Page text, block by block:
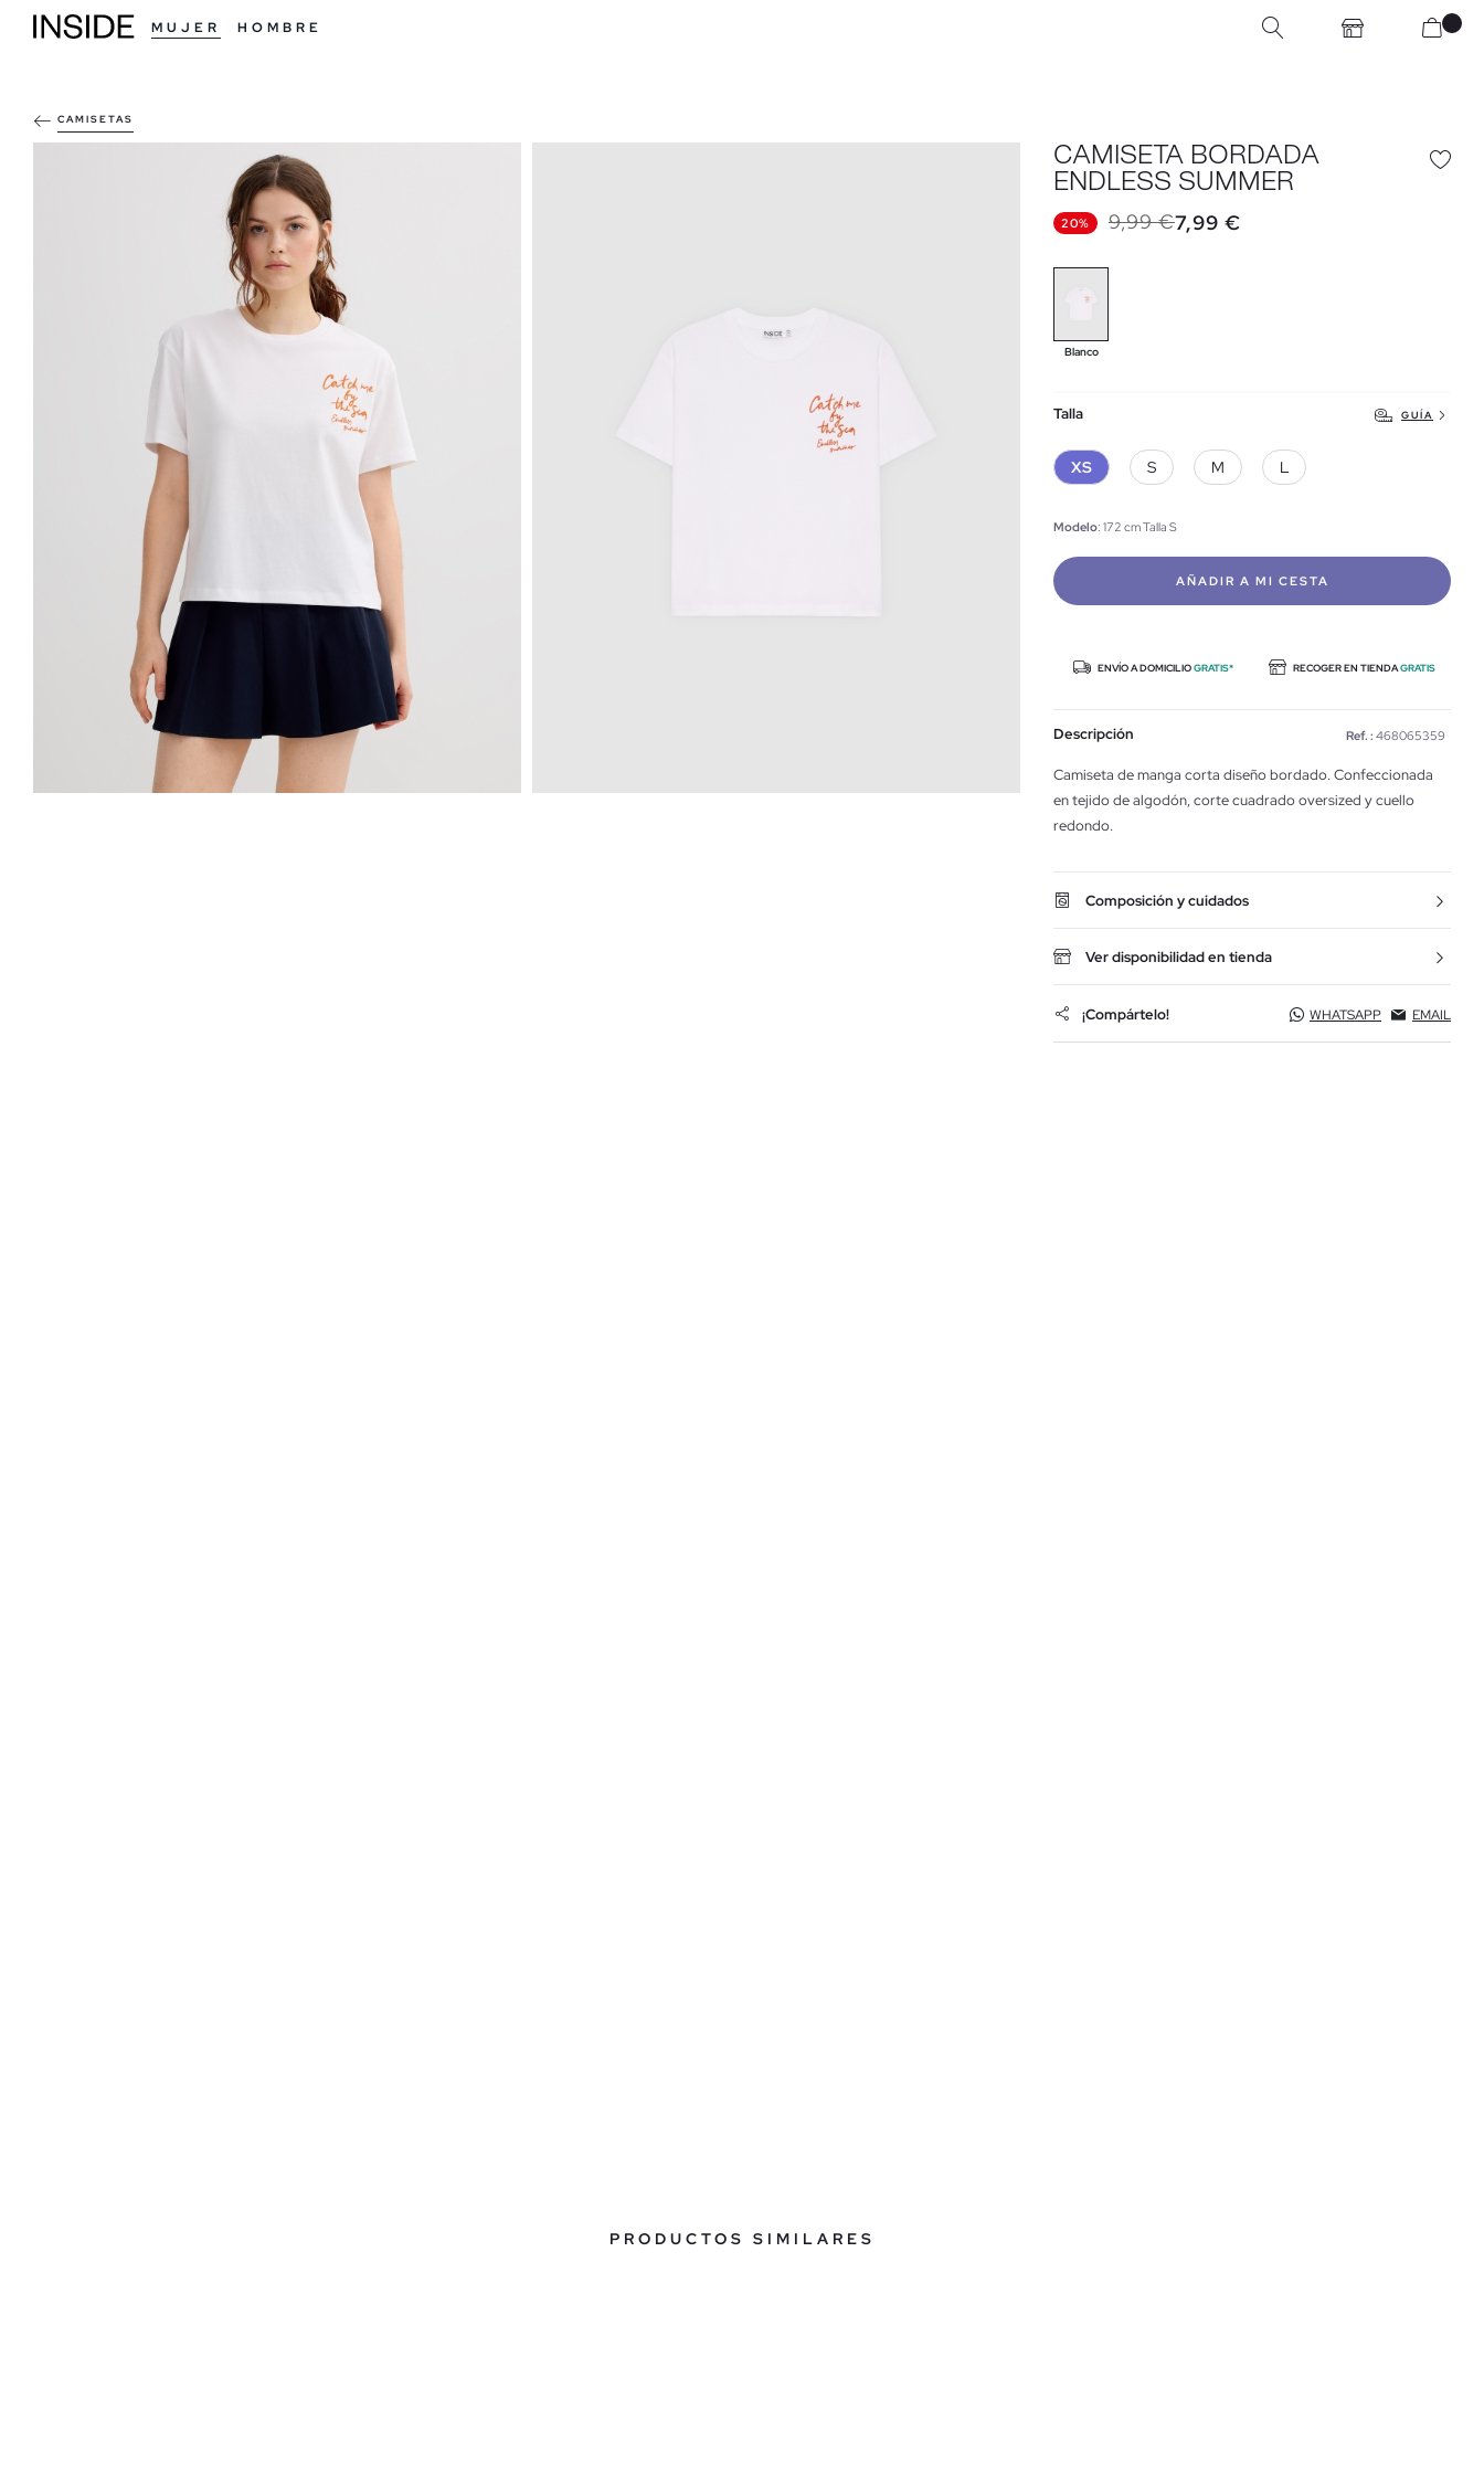
MUJER HOMBRE
CAMISETAS
CAMISETA BORDADA
ENDLESS SUMMER
20% 9,99 €7,99 €
Blanco
Talla GUÍA
XS S M L
Modelo: 172 cm Talla S
AÑADIR A MI CESTA
ENVÍO A DOMICILIOGRATIS* RECOGER EN TIENDAGRATIS
Descripción Ref. : 468065359
Camiseta de manga corta diseño bordado. Confeccionada
en tejido de algodón, corte cuadrado oversized y cuello
redondo.
Composición y cuidados
Ver disponibilidad en tienda
¡Compártelo! WHATSAPP EMAIL
PRODUCTOS SIMILARES